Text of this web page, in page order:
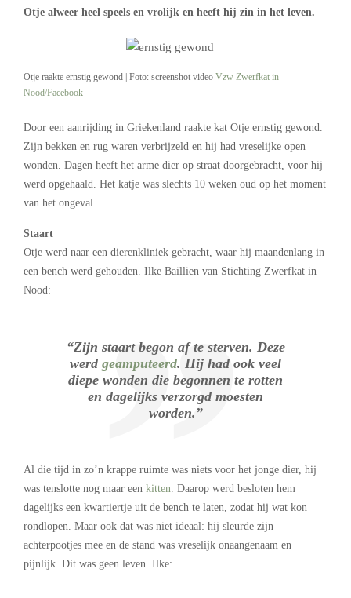
Otje alweer heel speels en vrolijk en heeft hij zin in het leven.
Otje raakte ernstig gewond | Foto: screenshot video Vzw Zwerfkat in
Nood/Facebook
Door een aanrijding in Griekenland raakte kat Otje ernstig gewond.
Zijn bekken en rug waren verbrijzeld en hij had vreselijke open
wonden. Dagen heeft het arme dier op straat doorgebracht, voor hij
werd opgehaald. Het katje was slechts 10 weken oud op het moment
van het ongeval.
Staart
Otje werd naar een dierenkliniek gebracht, waar hij maandenlang in
een bench werd gehouden. Ilke Baillien van Stichting Zwerfkat in
Nood:
“Zijn staart begon af te sterven. Deze
werd geamputeerd. Hij had ook veel
diepe wonden die begonnen te rotten
en dagelijks verzorgd moesten
worden.”
Al die tijd in zo’n krappe ruimte was niets voor het jonge dier, hij
was tenslotte nog maar een kitten . Daarop werd besloten hem
dagelijks een kwartiertje uit de bench te laten, zodat hij wat kon
rondlopen. Maar ook dat was niet ideaal: hij sleurde zijn
achterpootjes mee en de stand was vreselijk onaangenaam en
pijnlijk. Dit was geen leven. Ilke: